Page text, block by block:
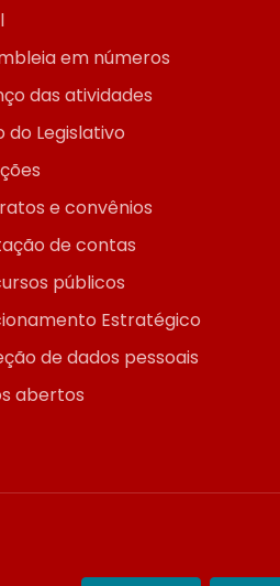
em números
das atividades
do Legislativo
e convênios
de contas
públicos
Estratégico
de dados pessoais
abertos